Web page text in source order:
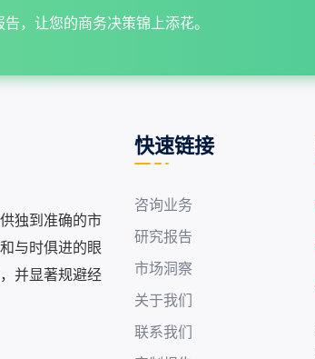
，让您的商务决策锦上添花。
独到准确的市
与时俱进的眼
并显著规避经
快速链接
咨询业务
研究报告
市场洞察
关于我们
联系我们